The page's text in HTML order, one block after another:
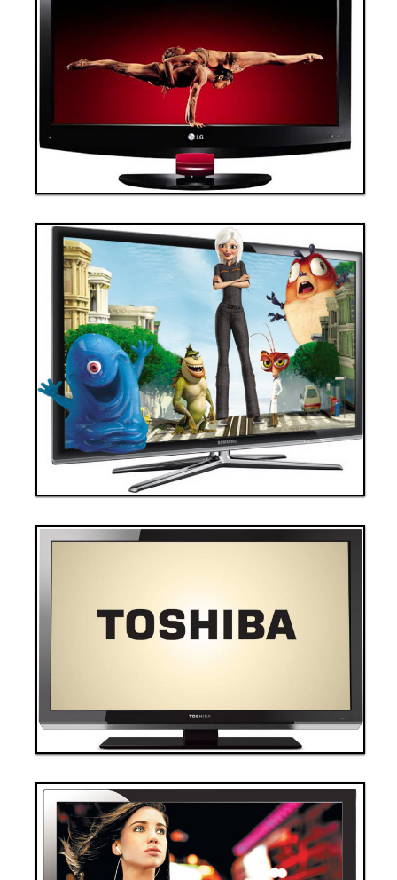
Tivi 5
Giá: 100,000,000 VND
Xem chi tiết
Đặt hàng
Thanh toán ngay
Tivi 6
Giá: 90,000,000 VND
Xem chi tiết
Đặt hàng
Thanh toán ngay
Tivi 7
Thanh toán ngay